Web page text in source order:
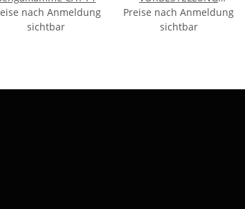
nach Anmeldung
sichtbar
September
Preise nach Anmeldung
sichtbar